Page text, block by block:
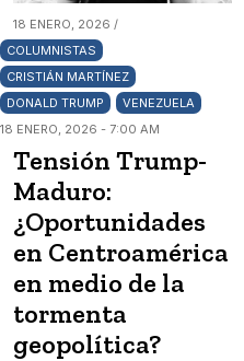
18 ENERO, 2026 /
COLUMNISTAS
CRISTIÁN MARTÍNEZ
DONALD TRUMP
VENEZUELA
18 ENERO, 2026 - 7:00 AM
Tensión Trump-
Maduro:
¿Oportunidades
en Centroamérica
en medio de la
tormenta
geopolítica?